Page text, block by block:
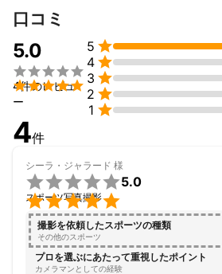
こだわる。
枚一枚に反映させる。
目指すもの: 新たな出会いやビジネスチ
記憶に残る一枚を撮り続ける。
アピールポイント
写真を通じて「広く世界を見聞し、それ
い」という志を胸に、常に一枚一枚の撮
す。お客様のビジネスが新たな出会いへ
る写真を撮り続けることが私の喜びです
ルであなたの魅力を発信しましょう。
口コミ
5.0


4件のレビュ
ー
5 
4 
3 
2 
1 
4件
シーラ・ジャラード 様


5.0
スポーツ写真撮影
撮影を依頼したスポーツの種類
その他のスポーツ
プロを選ぶにあたって重視したポイント
カメラマンとしての経験